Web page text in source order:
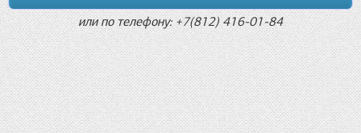
или по телефону: +7(812) 416-01-84